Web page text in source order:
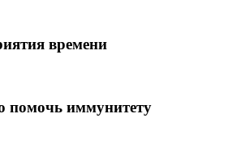
времени
помочь иммунитету